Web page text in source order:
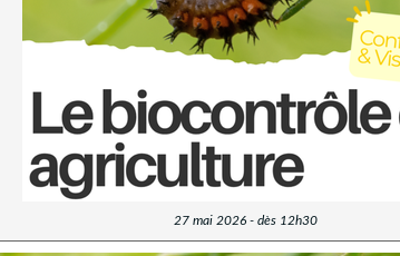
27 mai 2026 - dès 12h30